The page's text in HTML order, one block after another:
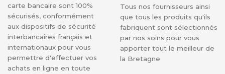
carte bancaire sont 100%
sécurisés, conformément
aux dispositifs de sécurité
interbancaires français et
internationaux pour vous
permettre d'effectuer vos
achats en ligne en toute
Tous nos fournisseurs ainsi
que tous les produits qu'ils
fabriquent sont sélectionnés
par nos soins pour vous
apporter tout le meilleur de
la Bretagne